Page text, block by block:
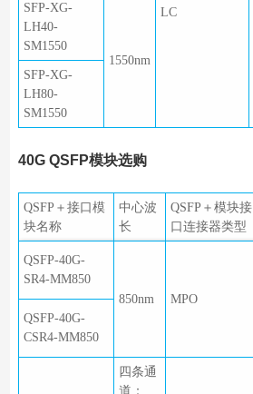
LC
SFP-XG-
LH40-
SM1550
1550nm
SFP-XG-
LH80-
SM1550
40G QSFP模块选购
QSFP＋接口模
块名称
中心波
长
QSFP＋模块接
口连接器类型
QSFP-40G-
SR4-MM850
850nm
MPO
QSFP-40G-
CSR4-MM850
四条通
道：